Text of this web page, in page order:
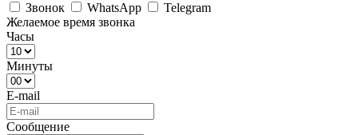
Звонок
WhatsApp
Telegram
Желаемое время звонка
Часы
Минуты
E-mail
Сообщение